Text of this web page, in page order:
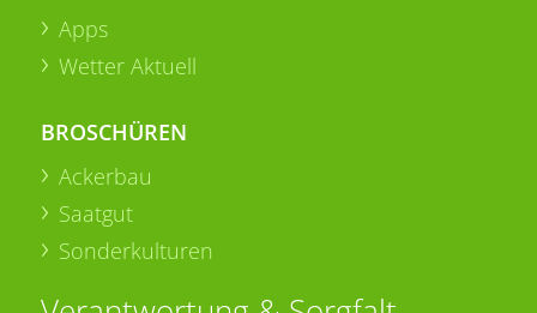
Apps
Wetter Aktuell
BROSCHÜREN
Ackerbau
Saatgut
Sonderkulturen